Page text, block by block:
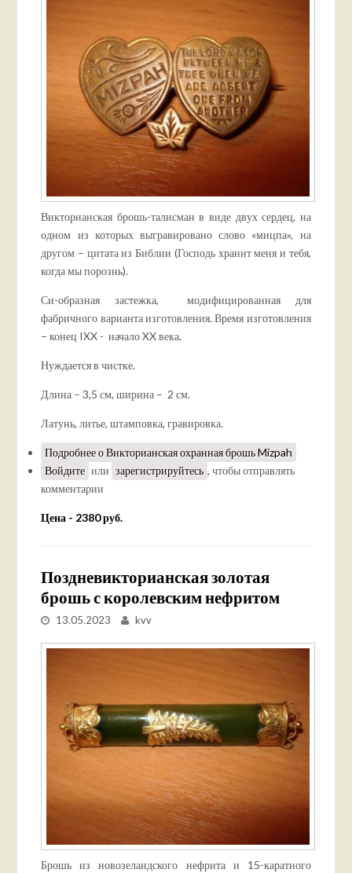
Викторианская брошь-талисман в виде двух сердец, на
одном из которых выгравировано слово «мицпа», на
другом – цитата из Библии (Господь хранит меня и тебя,
когда мы порознь).
Си-образная застежка, модифицированная для
фабричного варианта изготовления. Время изготовления
– конец IXX - начало XX века.
Нуждается в чистке.
Длина – 3,5 см, ширина – 2 см.
Латунь, литье, штамповка, гравировка.
Подробнеео Викторианская охранная брошь Mizpah
Войдите или зарегистрируйтесь , чтобы отправлять
комментарии
Цена - 2380 руб.
Поздневикторианская золотая
брошь с королевским нефритом
13.05.2023 kvv
Брошь из новозеландского нефрита и 15-каратного